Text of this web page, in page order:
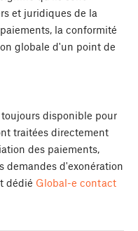
et juridiques de la
la conformité
globale d'un point de
disponible pour
traitées directement
des paiements,
demandes d'exonération
dédié Global-e contact